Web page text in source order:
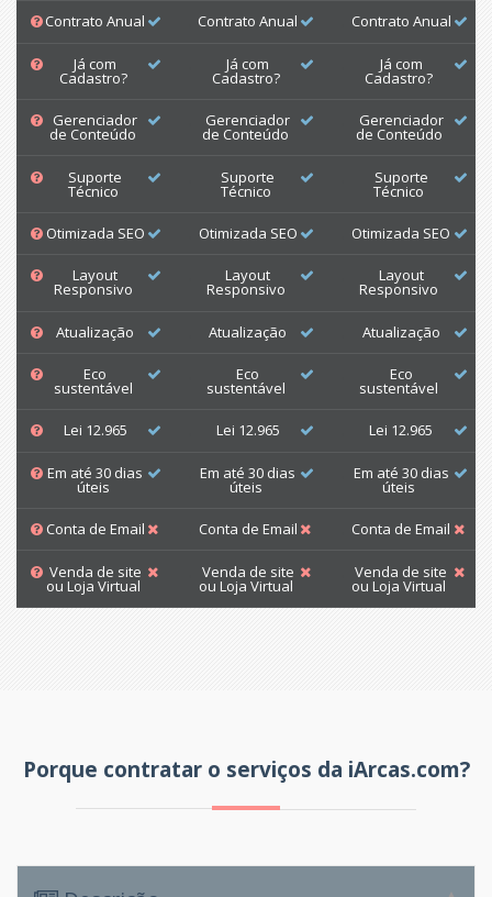
Contrato Anual
Já com
Cadastro?
Gerenciador
de Conteúdo
Suporte
Técnico
Otimizada SEO
Layout
Responsivo
Atualização
Eco
sustentável
Lei 12.965
Em até 30 dias
úteis
Conta de Email
Venda de site
ou Loja Virtual
Contrato Anual
Já com
Cadastro?
Gerenciador
de Conteúdo
Suporte
Técnico
Otimizada SEO
Layout
Responsivo
Atualização
Eco
sustentável
Lei 12.965
Em até 30 dias
úteis
Conta de Email
Venda de site
ou Loja Virtual
Contrato Anual
Já com
Cadastro?
Gerenciador
de Conteúdo
Suporte
Técnico
Otimizada SEO
Layout
Responsivo
Atualização
Eco
sustentável
Lei 12.965
Em até 30 dias
úteis
Conta de Email
Venda de site
ou Loja Virtual
Porque contratar o serviços da iArcas.com?